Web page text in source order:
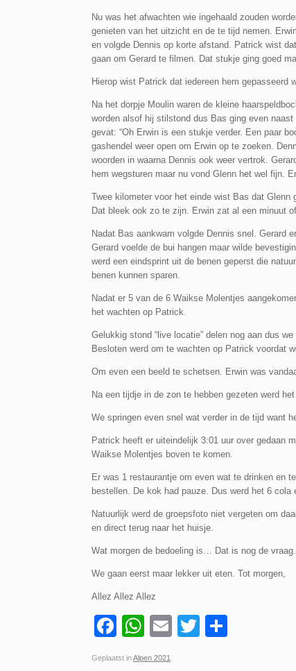
Nu was het afwachten wie ingehaald zouden
genieten van het uitzicht en de te tijd nemen.
en volgde Dennis op korte afstand. Patrick wist
gaan om Gerard te filmen. Dat stukje ging goed
Hierop wist Patrick dat iedereen hem
Na het dorpje Moulin waren de kleine
worden alsof hij stilstond dus Bas ging even
gevat: “Oh Erwin is een stukje verder. Een paar
gashendel weer open om Erwin op te zoeken.
woorden in waarna Dennis ook weer vertrok.
hem wegsturen maar nu vond Glenn het wel fijn.
Twee kilometer voor het einde wist Bas dat
Dat bleek ook zo te zijn. Erwin zat al een minuut
Nadat Bas aankwam volgde Dennis snel. Gerard
Gerard voelde de bui hangen maar wilde
werd een eindsprint uit de benen geperst die
benen kunnen sparen.
Nadat er 5 van de 6 Waikse Molentjes
het wachten op Patrick.
Gelukkig stond “live locatie” delen nog aan dus
Besloten werd om te wachten op Patrick voordat
Om even een beeld te schetsen. Erwin was
Na een tijdje in de zon te hebben gezeten werd
We springen even snel wat verder in de tijd want
Patrick heeft er uiteindelijk 3:01 uur over gedaan
Waikse Molentjes boven te komen.
Er was 1 restaurantje om even wat te drinken en
bestellen. De kok had pauze. Dus werd het 6 cola
Natuurlijk werd de groepsfoto niet vergeten om
en direct terug naar het huisje.
Wat morgen de bedoeling is… Dat is nog de
We gaan eerst maar lekker uit eten. Tot morgen,
Allez Allez Allez
F
W
E
T
Geplaatst inAlpen 2021